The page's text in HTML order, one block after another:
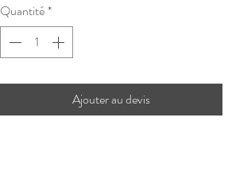
Quantité*
Ajouter au devis